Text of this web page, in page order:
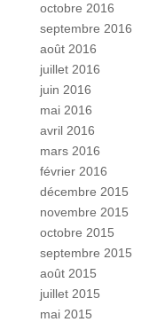
octobre 2016
septembre 2016
août 2016
juillet 2016
juin 2016
mai 2016
avril 2016
mars 2016
février 2016
décembre 2015
novembre 2015
octobre 2015
septembre 2015
août 2015
juillet 2015
mai 2015